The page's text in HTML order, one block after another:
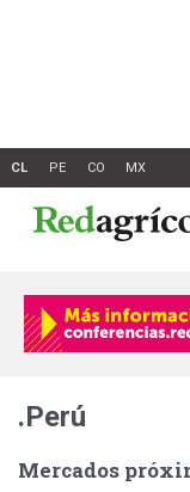
.Perú
Mercados